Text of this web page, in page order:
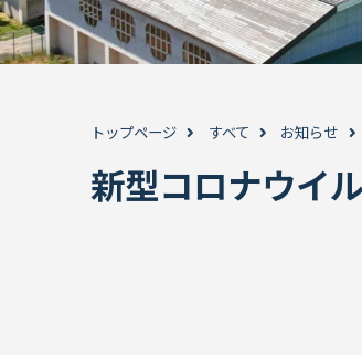
トップページ すべて お知らせ
新型コロナウイ